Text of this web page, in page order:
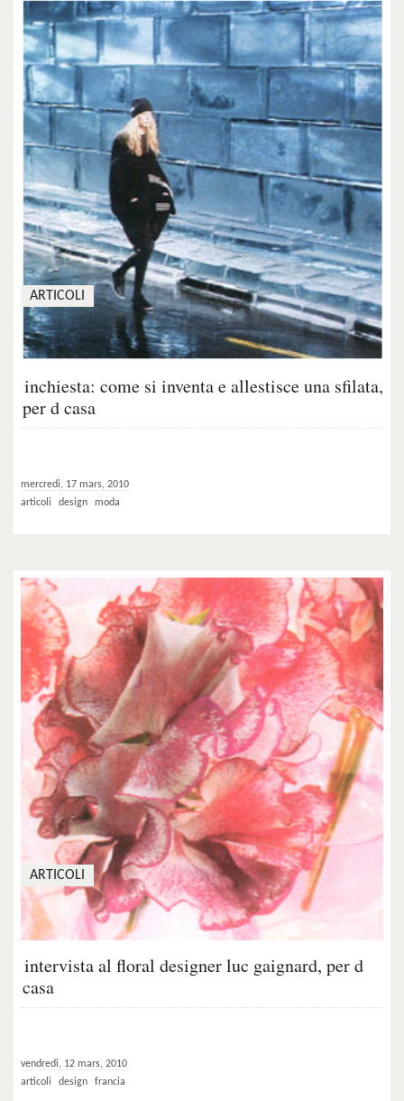
ARTICOLI
inchiesta: come si inventa e allestisce una sfilata,
per d casa
mercredi, 17 mars, 2010
articoli
design moda
ARTICOLI
intervista al floral designer luc gaignard, per d
casa
vendredi, 12 mars, 2010
articoli
design francia